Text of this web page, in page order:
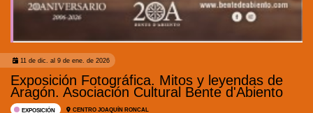
11 de dic. al 9 de ene. de 2026
Exposición Fotográfica. Mitos y leyendas de
Aragón. Asociación Cultural Bente d'Abiento
EXPOSICIÓN CENTRO JOAQUÍN RONCAL